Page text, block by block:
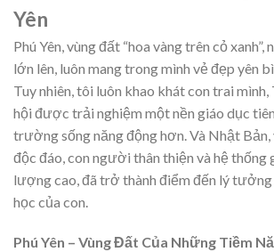
Yên
Phú Yên, vùng đất “hoa vàng trên cỏ xanh”,
lớn lên, luôn mang trong mình vẻ đẹp yên
Tuy nhiên, tôi luôn khao khát con trai mình,
hội được trải nghiệm một nền giáo dục
trường sống năng động hơn. Và Nhật Bản,
độc đáo, con người thân thiện và hệ thống
lượng cao, đã trở thành điểm đến lý
học của con.
Phú Yên – Vùng Đất Của Những Tiềm